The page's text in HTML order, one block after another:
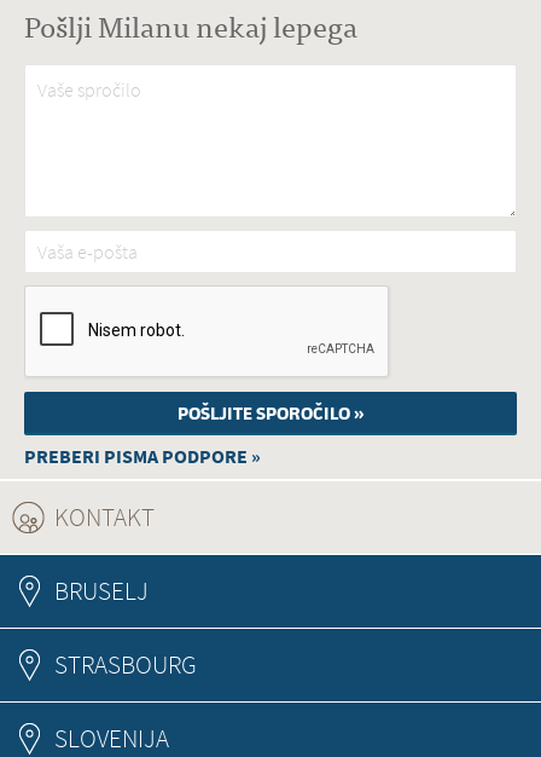
Pošlji Milanu nekaj lepega
Vaše spročilo*
Vaša e-pošta*
PREBERI PISMA PODPORE »
KONTAKT
BRUSELJ
STRASBOURG
SLOVENIJA